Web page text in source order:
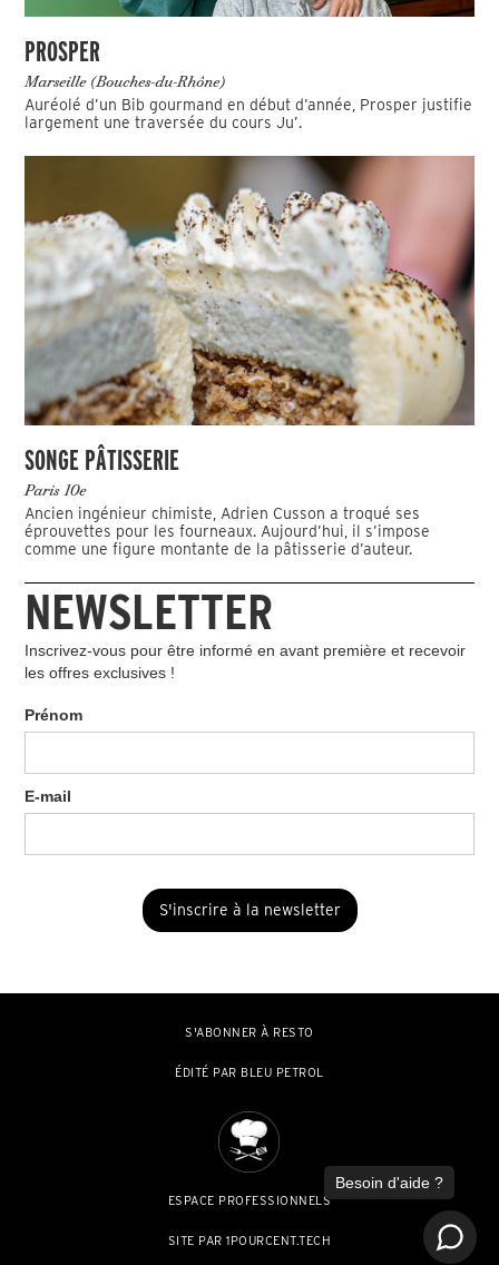
PROSPER
Marseille (Bouches-du-Rhône)
Auréolé d’un Bib gourmand en début d’année, Prosper justifie
largement une traversée du cours Ju’.
SONGE PÂTISSERIE
Paris 10e
Ancien ingénieur chimiste, Adrien Cusson a troqué ses
éprouvettes pour les fourneaux. Aujourd’hui, il s’impose
comme une figure montante de la pâtisserie d’auteur.
NEWSLETTER
Inscrivez-vous pour être informé en avant première et recevoir
les offres exclusives !
Prénom
E-mail
S'ABONNER À RESTO
ÉDITÉ PAR BLEU PETROL
ESPACE PROFESSIONNELS
SITE PAR 1POURCENT.TECH